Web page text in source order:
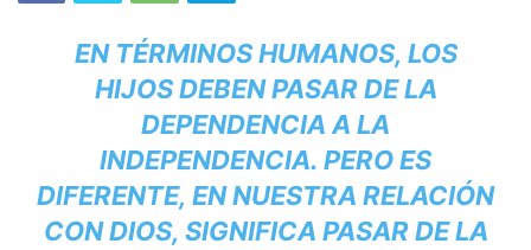
EN TÉRMINOS HUMANOS, LOS
HIJOS DEBEN PASAR DE LA
DEPENDENCIA A LA
INDEPENDENCIA. PERO ES
DIFERENTE, EN NUESTRA RELACIÓN
CON DIOS, SIGNIFICA PASAR DE LA